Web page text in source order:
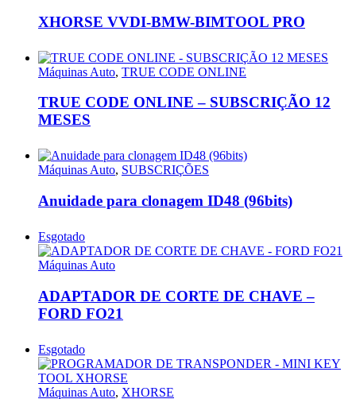
XHORSE VVDI-BMW-BIMTOOL PRO
Máquinas Auto, TRUE CODE ONLINE
TRUE CODE ONLINE – SUBSCRIÇÃO 12
MESES
Máquinas Auto, SUBSCRIÇÕES
Anuidade para clonagem ID48 (96bits)
Esgotado
Máquinas Auto
ADAPTADOR DE CORTE DE CHAVE –
FORD FO21
Esgotado
Máquinas Auto, XHORSE